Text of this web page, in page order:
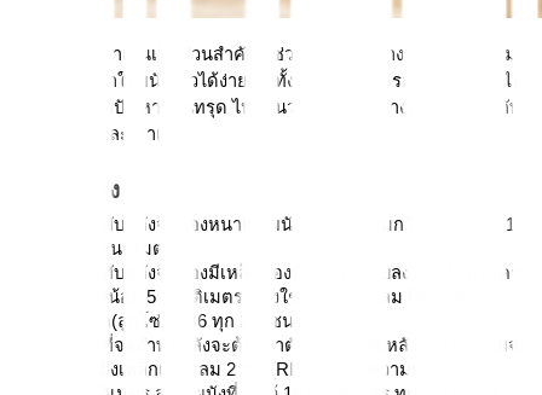
ทับหลังและเสาเอ็นเป็นส่วนสำคัญที่ช่วยให้โครงสร้างบ้านนั้นมีความ
แข็งแรง ไม่ทำให้ผนังร้าวได้ง่าย อีกทั้งยังมีส่วนช่วยรองรับน้ำหนัก ไม่
ทำให้บ้านเกิดปัญหาบ้านทรุด ไปดูกันว่ามีอะไรอีกบ้างที่ควรรู้เกี่ยวกับ
คานทับหลังและเสาเอ็น
คานทับหลัง
คานทับหลังจะต้องหนาเท่าผนัง และมีความกว้างประมาณ 10-
15 เซนติเมตร
คานทับหลังจะต้องมีเหล็กของตัวเสาที่เสียบลงไปที่พื้นหรือคาน
อย่างน้อย 5 เซนติเมตร ต้องใช้เหล็กเส้นกลม RB9 เหล็ก
ปลอก(ลูกโซ่) RB6 ทุก 20 เซนติเมตร
ก่อนที่จะทำทับหลังจะต้องทำตัวยึดคานทับหลังกับผนัง โดยจะ
ต้องฝังเหล็กเส้นกลม 2 หุน (RB6) ขนาดความยาว 20